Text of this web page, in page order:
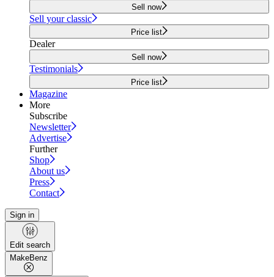
Sell now
Sell your classic
Price list
Dealer
Sell now
Testimonials
Price list
Magazine
More
Subscribe
Newsletter
Advertise
Further
Shop
About us
Press
Contact
Sign in
Edit search
MakeBenz